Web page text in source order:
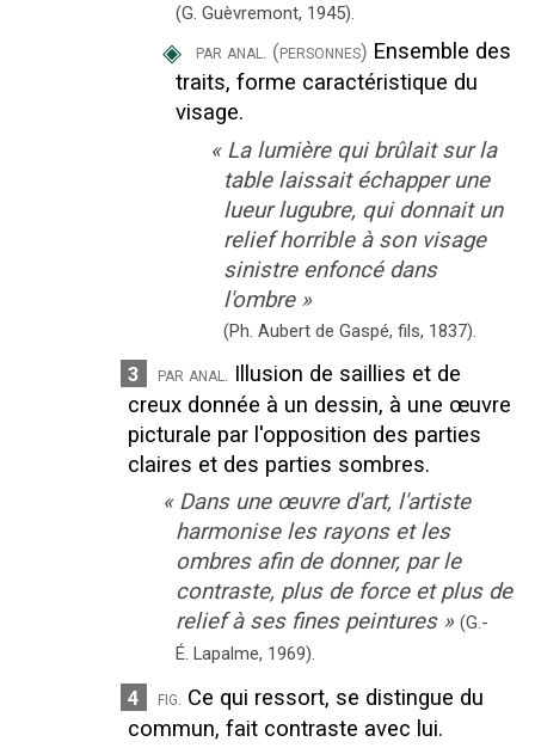
(G. Guèvremont, 1945).
◈ par anal. (personnes) Ensemble des
traits, forme caractéristique du
visage.
« La lumière qui brûlait sur la
table laissait échapper une
lueur lugubre, qui donnait un
relief horrible à son visage
sinistre enfoncé dans
l'ombre »
(Ph. Aubert de Gaspé, fils, 1837).
3 par anal. Illusion de saillies et de
creux donnée à un dessin, à une œuvre
picturale par l'opposition des parties
claires et des parties sombres.
« Dans une œuvre d'art, l'artiste
harmonise les rayons et les
ombres afin de donner, par le
contraste, plus de force et plus de
relief à ses fines peintures » (G.-
É. Lapalme, 1969).
4 fig. Ce qui ressort, se distingue du
commun, fait contraste avec lui.